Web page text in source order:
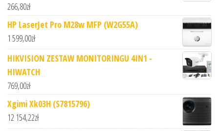
266,80zł
HP LaserJet Pro M28w MFP (W2G55A)
1 599,00zł
HIKVISION ZESTAW MONITORINGU 4IN1 -
HIWATCH
769,00zł
Xgimi Xk03H (S7815796)
12 154,22zł